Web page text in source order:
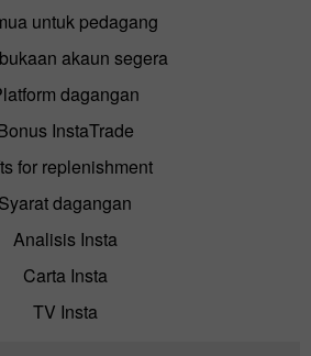
untuk pedagang
akaun segera
dagangan
InstaTrade
for replenishment
Syarat dagangan
Analisis Insta
Carta Insta
TV Insta